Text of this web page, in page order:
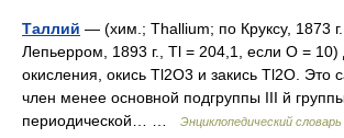
Таллий — (хим.; Thallium; по Круксу, 1873
Лепьерром, 1893 г., Tl = 204,1, если О = 10)
окисления, окись Tl2О3 и закись Τl2O. Это
член менее основной подгруппы III й
периодической… …
Энциклопедический